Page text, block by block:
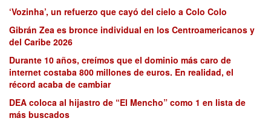
‘Vozinha’, un refuerzo que cayó del cielo a Colo Colo
Gibrán Zea es bronce individual en los Centroamericanos y
del Caribe 2026
Durante 10 años, creímos que el dominio más caro de
internet costaba 800 millones de euros. En realidad, el
récord acaba de cambiar
DEA coloca al hijastro de “El Mencho” como 1 en lista de
más buscados